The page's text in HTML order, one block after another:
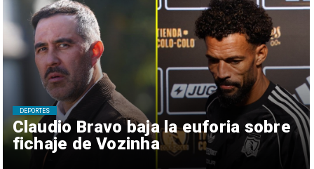
Claudio Bravo baja la euforia sobre
fichaje de Vozinha
DEPORTES